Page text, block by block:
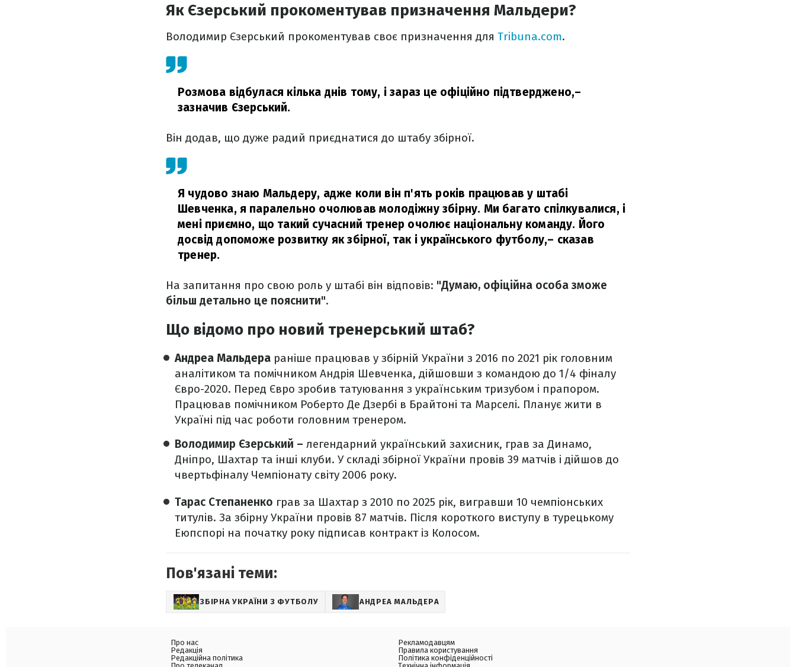
Як Єзерський прокоментував призначення Мальдери?
Володимир Єзерський прокоментував своє призначення для Tribuna.com.
Розмова відбулася кілька днів тому, і зараз це офіційно підтверджено,–
зазначив Єзерський.
Він додав, що дуже радий приєднатися до штабу збірної.
Я чудово знаю Мальдеру, адже коли він п'ять років працював у штабі
Шевченка, я паралельно очолював молодіжну збірну. Ми багато спілкувалися, і
мені приємно, що такий сучасний тренер очолює національну команду. Його
досвід допоможе розвитку як збірної, так і українського футболу,– сказав
тренер.
На запитання про свою роль у штабі він відповів: "Думаю, офіційна особа зможе
більш детально це пояснити".
Що відомо про новий тренерський штаб?
Андреа Мальдера раніше працював у збірній України з 2016 по 2021 рік головним
аналітиком та помічником Андрія Шевченка, дійшовши з командою до 1/4 фіналу
Євро-2020. Перед Євро зробив татуювання з українським тризубом і прапором.
Працював помічником Роберто Де Дзербі в Брайтоні та Марселі. Планує жити в
Україні під час роботи головним тренером.
Володимир Єзерський – легендарний український захисник, грав за Динамо,
Дніпро, Шахтар та інші клуби. У складі збірної України провів 39 матчів і дійшов до
чвертьфіналу Чемпіонату світу 2006 року.
Тарас Степаненко грав за Шахтар з 2010 по 2025 рік, вигравши 10 чемпіонських
титулів. За збірну України провів 87 матчів. Після короткого виступу в турецькому
Еюпспорі на початку року підписав контракт із Колосом.
Пов'язані теми:
ЗБІРНА УКРАЇНИ З ФУТБОЛУ АНДРЕА МАЛЬДЕРА
Про нас
Редакція
Редакційна політика
Рекламодавцям
Правила користування
Політика конфіденційності